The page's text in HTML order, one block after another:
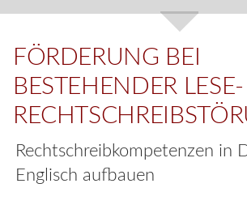
FÖRDERUNG BEI
BESTEHENDER
Rechtschreibkompetenzen in
Englisch aufbauen